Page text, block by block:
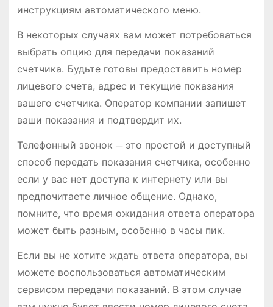
инструкциям автоматического меню.
В некоторых случаях вам может потребоваться
выбрать опцию для передачи показаний
счетчика. Будьте готовы предоставить номер
лицевого счета, адрес и текущие показания
вашего счетчика. Оператор компании запишет
ваши показания и подтвердит их.
Телефонный звонок ─ это простой и доступный
способ передать показания счетчика, особенно
если у вас нет доступа к интернету или вы
предпочитаете личное общение. Однако,
помните, что время ожидания ответа оператора
может быть разным, особенно в часы пик.
Если вы не хотите ждать ответа оператора, вы
можете воспользоваться автоматическим
сервисом передачи показаний. В этом случае